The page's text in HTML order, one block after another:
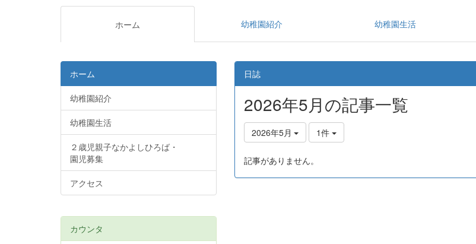
ホーム 幼稚園紹介 幼稚園生活
日誌
2026年5月の記事一覧
2026年5月 1件
記事がありません。
ホーム
幼稚園紹介
幼稚園生活
２歳児親子なかよしひろば・
園児募集
アクセス
カウンタ